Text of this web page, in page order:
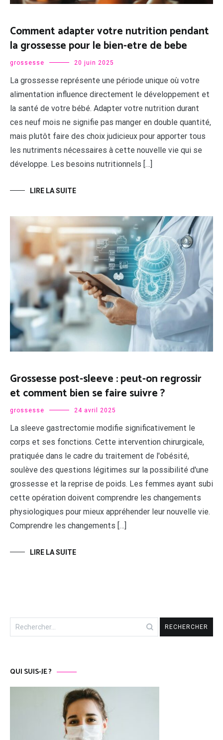
Comment adapter votre nutrition pendant
la grossesse pour le bien-etre de bebe
grossesse 20 juin 2025
La grossesse représente une période unique où votre
alimentation influence directement le développement et
la santé de votre bébé. Adapter votre nutrition durant
ces neuf mois ne signifie pas manger en double quantité,
mais plutôt faire des choix judicieux pour apporter tous
les nutriments nécessaires à cette nouvelle vie qui se
développe. Les besoins nutritionnels […]
LIRE LA SUITE
Grossesse post-sleeve : peut-on regrossir
et comment bien se faire suivre ?
grossesse 24 avril 2025
La sleeve gastrectomie modifie significativement le
corps et ses fonctions. Cette intervention chirurgicale,
pratiquée dans le cadre du traitement de l'obésité,
soulève des questions légitimes sur la possibilité d'une
grossesse et la reprise de poids. Les femmes ayant subi
cette opération doivent comprendre les changements
physiologiques pour mieux appréhender leur nouvelle vie.
Comprendre les changements […]
LIRE LA SUITE
Rechercher :
QUI SUIS-JE ?